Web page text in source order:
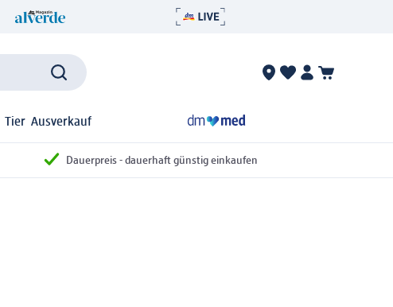
Tier Ausverkauf
Dauerpreis - dauerhaft günstig einkaufen